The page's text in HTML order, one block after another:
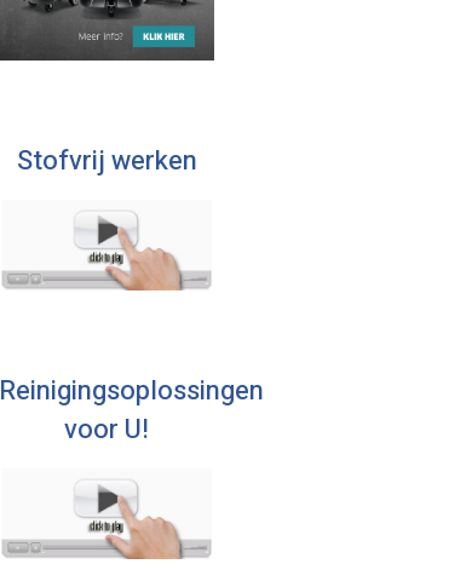
Stofvrij werken
Reinigingsoplossingen
voor U!